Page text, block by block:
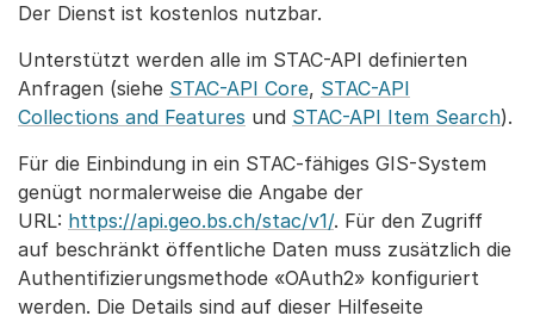
Der Dienst ist kostenlos nutzbar.
Unterstützt werden alle im STAC-API definierten
Anfragen (siehe STAC-API Core, STAC-API
Collections and Features und STAC-API Item Search).
Für die Einbindung in ein STAC-fähiges GIS-System
genügt normalerweise die Angabe der
URL: https://api.geo.bs.ch/stac/v1/. Für den Zugriff
auf beschränkt öffentliche Daten muss zusätzlich die
Authentifizierungsmethode «OAuth2» konfiguriert
werden. Die Details sind auf dieser Hilfeseite